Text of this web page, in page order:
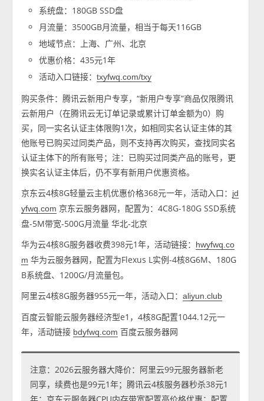
系统盘：180GB SSD盘
月流量：3500GB月流量，相当于每天116GB
地域节点：上海、广州、北京
优惠价格：435元1年
活动入口链接：txyfwq.com/txy
购买条件：腾讯云新用户专享，“新用户专享”商品仅限腾讯
云新用户（在腾讯云无订单记录或累计订单金额为0）购
买，同一实名认证主体限购1次，如相同实名认证主体的其
他账号已购买过同类产品，则不支持再次购买，查找同实名
认证主体下的所有账号；注：已购买过同类产品的账号，更
换实名认证主体后，仍不享有新用户优惠资格。
京东云4核8G轻量云主机优惠价格368元一年，活动入口：
jd
yfwq.com 京东云服务器网，配置为：4C8G-180G SSD系统
盘-5M带宽-500G月流量 华北-北京
华为云4核8G服务器收费398元1年，活动链接：
hwyfwq.co
m 华为云服务器网，配置为Flexus L实例-4核8G6M、180G
B系统盘、1200G/月流量包。
阿里云4核8G服务器955元一年，活动入口：aliyun.club
百度云智能云服务器经济型e1，4核8G配置1044.12元一
年，活动链接 bdyfwq.com 百度云服务器网
注意：2026云服务器大降价：阿里云99元服务器新老
同享，续费也是99元1年；腾讯云4核服务器秒杀38元1
年；京东云服务器CPU内存带宽配置高价格优惠；配置